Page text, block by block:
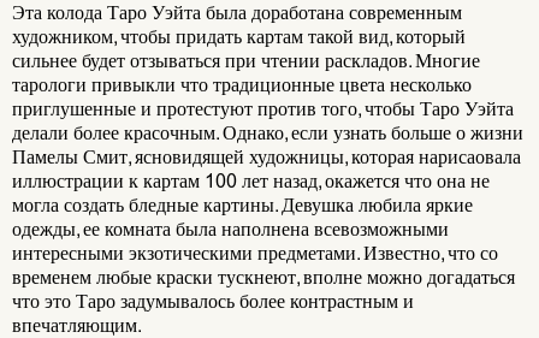
Эта колода Таро Уэйта была доработана современным
художником, чтобы придать картам такой вид, который
сильнее будет отзываться при чтении раскладов. Многие
тарологи привыкли что традиционные цвета несколько
приглушенные и протестуют против того, чтобы Таро Уэйта
делали более красочным. Однако, если узнать больше о жизни
Памелы Смит, ясновидящей художницы, которая нарисаовала
иллюстрации к картам 100 лет назад, окажется что она не
могла создать бледные картины. Девушка любила яркие
одежды, ее комната была наполнена всевозможными
интересными экзотическими предметами. Известно, что со
временем любые краски тускнеют, вполне можно догадаться
что это Таро задумывалось более контрастным и
впечатляющим.